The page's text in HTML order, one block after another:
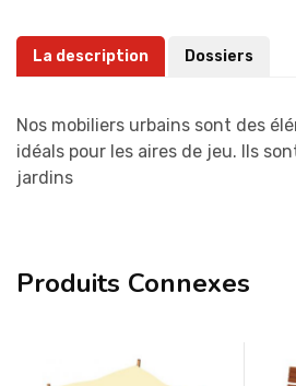
La description Dossiers
Nos mobiliers urbains sont des
idéals pour les aires de jeu. Ils
jardins
Produits Connexes